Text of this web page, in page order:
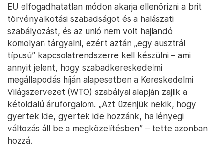
EU elfogadhatatlan módon akarja ellenőrizni a brit
törvényalkotási szabadságot és a halászati
szabályozást, és az unió nem volt hajlandó
komolyan tárgyalni, ezért aztán „egy ausztrál
típusú” kapcsolatrendszerre kell készülni – ami
annyit jelent, hogy szabadkereskedelmi
megállapodás híján alapesetben a Kereskedelmi
Világszervezet (WTO) szabályai alapján zajlik a
kétoldalú áruforgalom. „Azt üzenjük nekik, hogy
gyertek ide, gyertek ide hozzánk, ha lényegi
változás áll be a megközelítésben” – tette azonban
hozzá.